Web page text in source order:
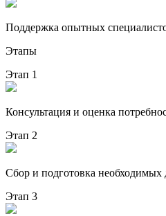
Поддержка опытных
Этапы
Этап 1
Консультация и оценка
Этап 2
Сбор и подготовка необходимых
Этап 3